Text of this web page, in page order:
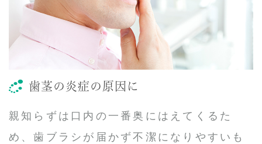
歯茎の炎症の原因に
親知らずは口内の一番奥にはえてくるた
め、歯ブラシが届かず不潔になりやすいも